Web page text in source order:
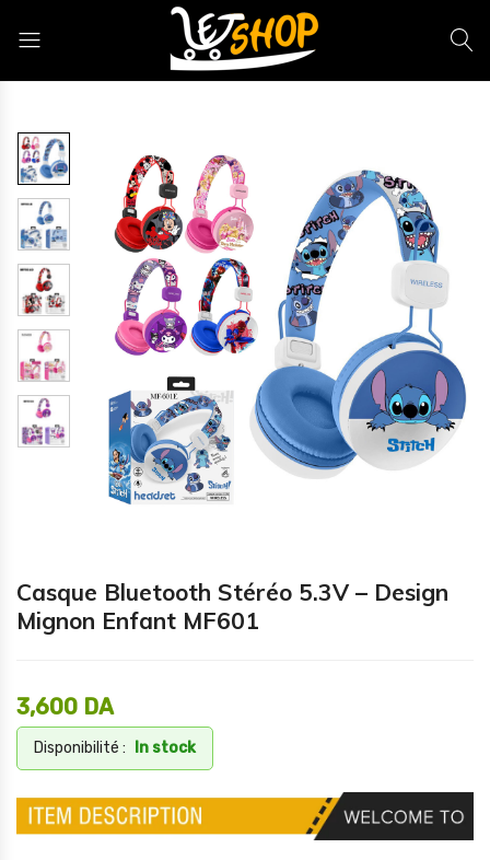
Casque Bluetooth Stéréo 5.3V – Design
Mignon Enfant MF601
3,600 DA
Disponibilité : In stock